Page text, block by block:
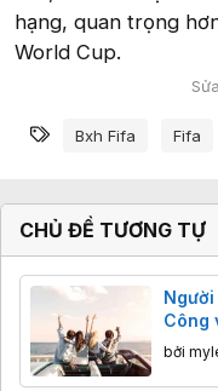
hạng, quan trọng
World Cup.
Từ khóa
Bxh Fifa Fifa
CHỦ ĐỀ TƯƠNG TỰ
Công
nhận
bởi